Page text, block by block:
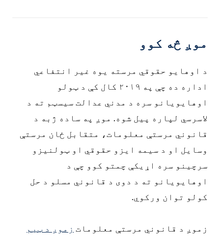
موږ څه کوو
د اوهایو حقوقي مرسته یوه غیر انتفاعي
اداره ده چې په ۲۰۱۹ کال کې د ټولو
اوهایویانو سره د مدني عدالت سیسټم ته د
لاسرسي لپاره پیل شوه. موږ په ساده ژبه د
قانوني مرستې معلومات، متقابل ځان مرستې
وسایل او د سیمه ایزو حقوقي او ټولنیزو
سرچینو سره اړیکې چمتو کوو چې د
اوهایویانو ته د دوی د قانوني مسلو د حل
کولو توان ورکوي.
زموږ د قانوني مرستې معلومات زموږ د ټیم